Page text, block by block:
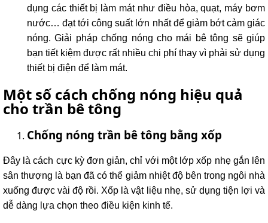
dụng các thiết bị làm mát như điều hòa, quạt, máy bơm
nước… đạt tới công suất lớn nhất để giảm bớt cảm giác
nóng. Giải pháp chống nóng cho mái bê tông sẽ giúp
bạn tiết kiệm được rất nhiều chi phí thay vì phải sử dụng
thiết bị điện để làm mát.
Một số cách chống nóng hiệu quả
cho trần bê tông
Chống nóng trần bê tông bằng xốp
Đây là cách cực kỳ đơn giản, chỉ với một lớp xốp nhẹ gắn lên
sân thượng là bạn đã có thể giảm nhiệt độ bên trong ngôi nhà
xuống được vài độ rồi. Xốp là vật liệu nhẹ, sử dụng tiện lợi và
dễ dàng lựa chọn theo điều kiện kinh tế.